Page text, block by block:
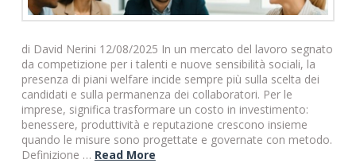
di David Nerini 12/08/2025 In un mercato del lavoro segnato
da competizione per i talenti e nuove sensibilità sociali, la
presenza di piani welfare incide sempre più sulla scelta dei
candidati e sulla permanenza dei collaboratori. Per le
imprese, significa trasformare un costo in investimento:
benessere, produttività e reputazione crescono insieme
quando le misure sono progettate e governate con metodo.
Definizione … Read More